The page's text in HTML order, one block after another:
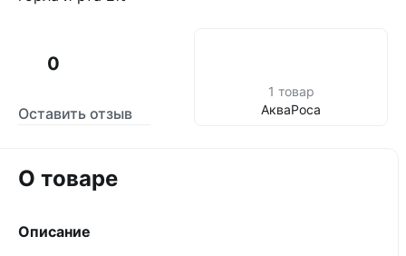
0
Оставить отзыв
1 товар
АкваРоса
О товаре
Описание